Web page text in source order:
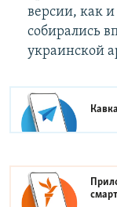
версии, как
собирались
украинской